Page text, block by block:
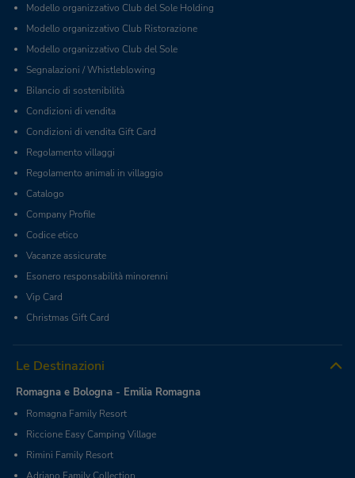
Modello organizzativo Club del Sole Holding
Modello organizzativo Club Ristorazione
Modello organizzativo Club del Sole
Segnalazioni / Whistleblowing
Bilancio di sostenibilità
Condizioni di vendita
Condizioni di vendita Gift Card
Regolamento villaggi
Regolamento animali in villaggio
Catalogo
Company Profile
Codice etico
Vacanze assicurate
Esonero responsabilità minorenni
Vip Card
Christmas Gift Card
Le Destinazioni
Romagna e Bologna - Emilia Romagna
Romagna Family Resort
Riccione Easy Camping Village
Rimini Family Resort